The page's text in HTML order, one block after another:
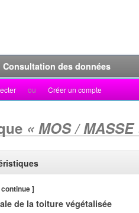
Consultation des données
ou Créer un compte
« MOS / MASSE
]
de la toiture végétalisée